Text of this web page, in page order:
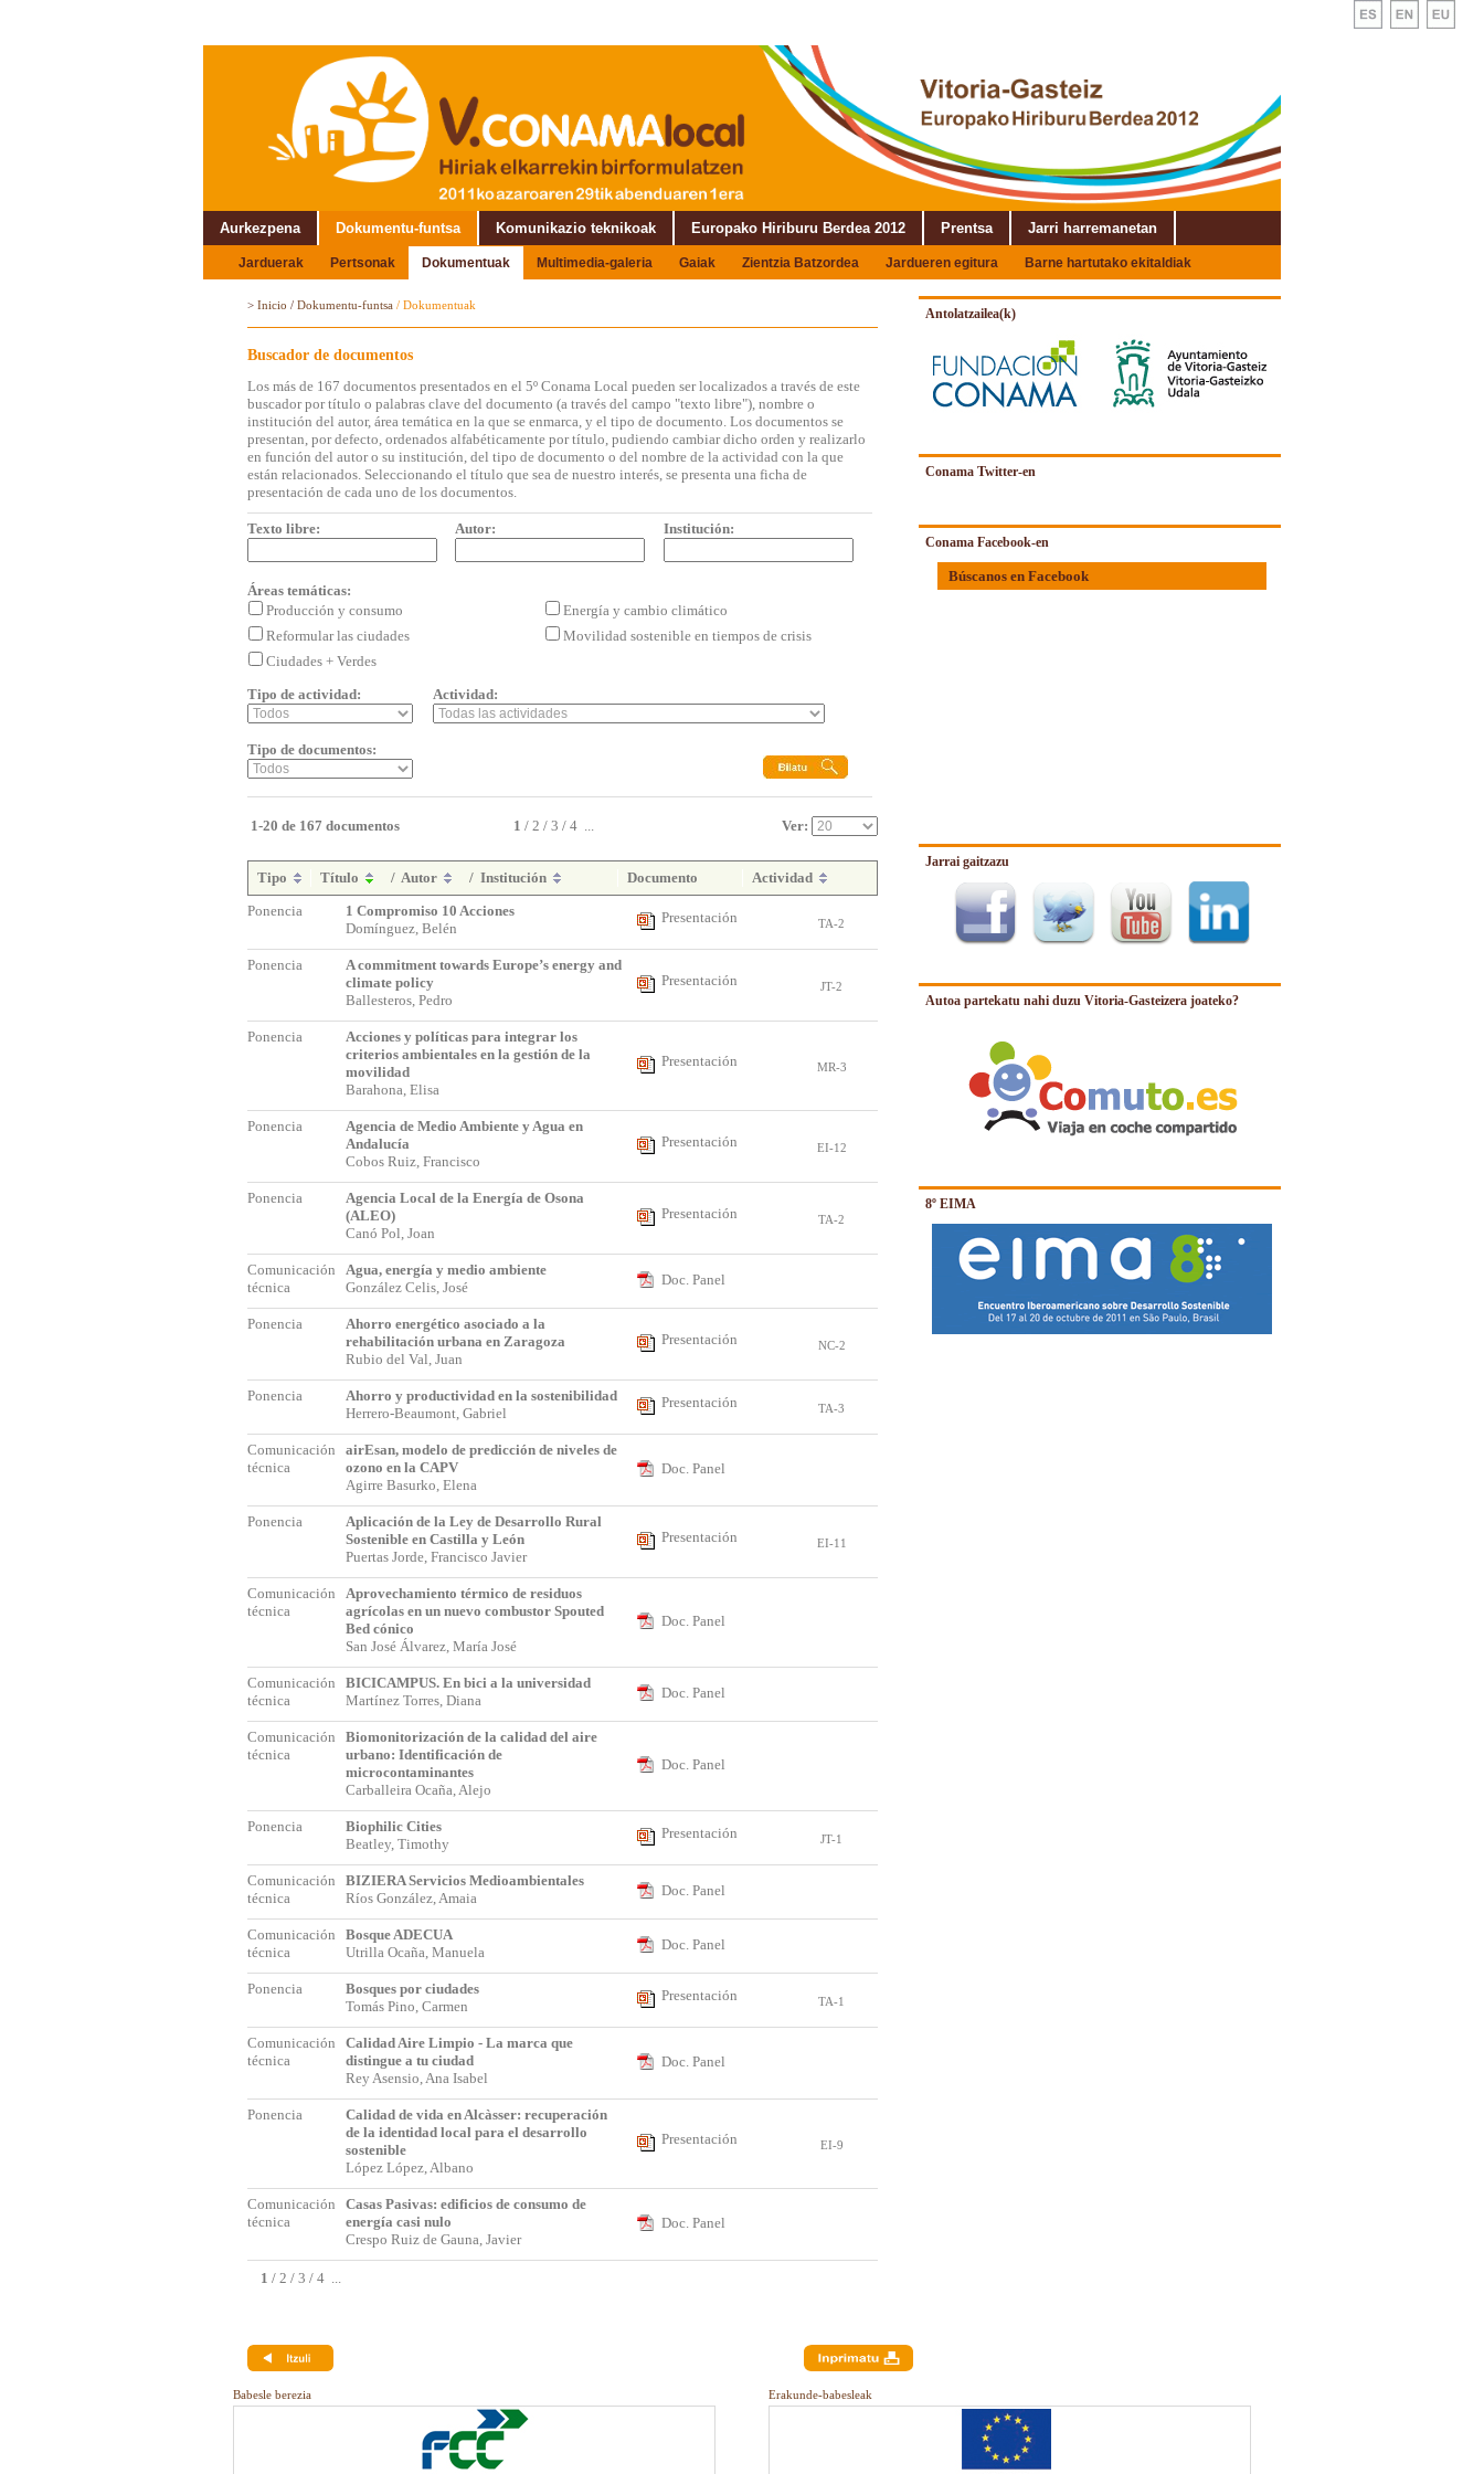
Aurkezpena Dokumentu-funtsa Komunikazio teknikoak Europako Hiriburu Berdea 2012 Prentsa Jarri harremanetan
Jarduerak Pertsonak Dokumentuak Multimedia-galeria Gaiak Zientzia Batzordea Jardueren egitura Barne hartutako ekitaldiak
Topaketaren inguruan
Antolatzailea(k)
Conama Twitter-en
Conama Facebook-en
Búscanos en Facebook
Jarrai gaitzazu
Autoa partekatu nahi duzu Vitoria-Gasteizera joateko?
8º EIMA
> Inicio / Dokumentu-funtsa / Dokumentuak
Buscador de documentos
Los más de 167 documentos presentados en el 5º Conama Local pueden ser localizados a través de este
buscador por título o palabras clave del documento (a través del campo "texto libre"), nombre o
institución del autor, área temática en la que se enmarca, y el tipo de documento. Los documentos se
presentan, por defecto, ordenados alfabéticamente por título, pudiendo cambiar dicho orden y realizarlo
en función del autor o su institución, del tipo de documento o del nombre de la actividad con la que
están relacionados. Seleccionando el título que sea de nuestro interés, se presenta una ficha de
presentación de cada uno de los documentos.
Texto libre: Autor: Institución:
Áreas temáticas:
Producción y consumo
Energía y cambio climático
Reformular las ciudades
Movilidad sostenible en tiempos de crisis
Ciudades + Verdes
Tipo de actividad:
Actividad:
Tipo de documentos:
1-20 de 167 documentos 1 / 2 / 3 / 4 ... Ver:
Tipo Título / Autor / Institución Documento
Actividad
Ponencia
1 Compromiso 10 Acciones
Domínguez, Belén
Presentación TA-2
Ponencia
A commitment towards Europe’s energy and
climate policy
Ballesteros, Pedro
Presentación JT-2
Ponencia
Acciones y políticas para integrar los
criterios ambientales en la gestión de la
movilidad
Barahona, Elisa
Presentación MR-3
Ponencia
Agencia de Medio Ambiente y Agua en
Andalucía
Cobos Ruiz, Francisco
Presentación EI-12
Ponencia
Agencia Local de la Energía de Osona
(ALEO)
Canó Pol, Joan
Presentación TA-2
Comunicación
técnica
Agua, energía y medio ambiente
González Celis, José
Doc. Panel
Ponencia
Ahorro energético asociado a la
rehabilitación urbana en Zaragoza
Rubio del Val, Juan
Presentación NC-2
Ponencia
Ahorro y productividad en la sostenibilidad
Herrero-Beaumont, Gabriel
Presentación TA-3
Comunicación
técnica
airEsan, modelo de predicción de niveles de
ozono en la CAPV
Agirre Basurko, Elena
Doc. Panel
Ponencia
Aplicación de la Ley de Desarrollo Rural
Sostenible en Castilla y León
Puertas Jorde, Francisco Javier
Presentación EI-11
Comunicación
técnica
Aprovechamiento térmico de residuos
agrícolas en un nuevo combustor Spouted
Bed cónico
San José Álvarez, María José
Doc. Panel
Comunicación
técnica
BICICAMPUS. En bici a la universidad
Martínez Torres, Diana
Doc. Panel
Comunicación
técnica
Biomonitorización de la calidad del aire
urbano: Identificación de
microcontaminantes
Carballeira Ocaña, Alejo
Doc. Panel
Ponencia
Biophilic Cities
Beatley, Timothy
Presentación JT-1
Comunicación
técnica
BIZIERA Servicios Medioambientales
Ríos González, Amaia
Doc. Panel
Comunicación
técnica
Bosque ADECUA
Utrilla Ocaña, Manuela
Doc. Panel
Ponencia
Bosques por ciudades
Tomás Pino, Carmen
Presentación TA-1
Comunicación
técnica
Calidad Aire Limpio - La marca que
distingue a tu ciudad
Rey Asensio, Ana Isabel
Doc. Panel
Ponencia
Calidad de vida en Alcàsser: recuperación
de la identidad local para el desarrollo
sostenible
López López, Albano
Presentación EI-9
Comunicación
técnica
Casas Pasivas: edificios de consumo de
energía casi nulo
Crespo Ruiz de Gauna, Javier
Doc. Panel
1 / 2 / 3 / 4 ...
Erakunde-babesleak
Babesle berezia